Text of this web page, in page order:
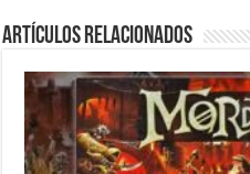
Artículos relacionados